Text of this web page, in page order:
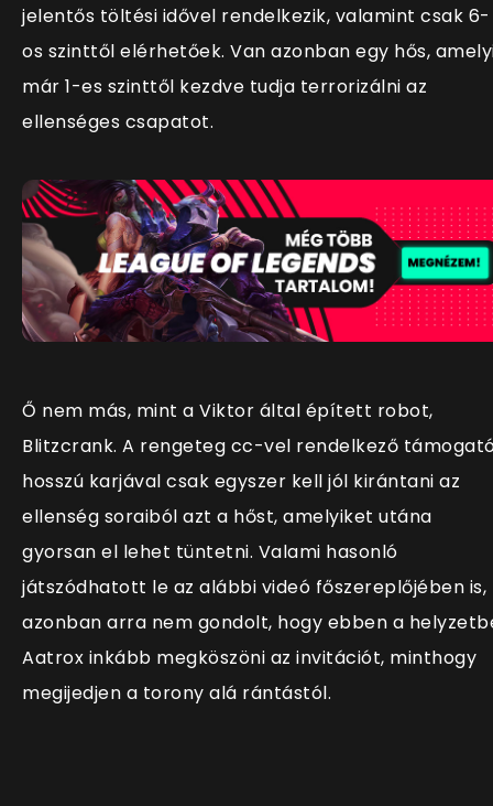
jelentős töltési idővel rendelkezik, valamint csak 6-
os szinttől elérhetőek. Van azonban egy hős,
már 1-es szinttől kezdve tudja terrorizálni az
ellenséges csapatot.
Ő nem más, mint a Viktor által épített robot,
Blitzcrank. A rengeteg cc-vel rendelkező
hosszú karjával csak egyszer kell jól kirántani az
ellenség soraiból azt a hőst, amelyiket utána
gyorsan el lehet tüntetni. Valami hasonló
játszódhatott le az alábbi videó főszereplőjében is,
azonban arra nem gondolt, hogy ebben a
Aatrox inkább megköszöni az invitációt, minthogy
megijedjen a torony alá rántástól.